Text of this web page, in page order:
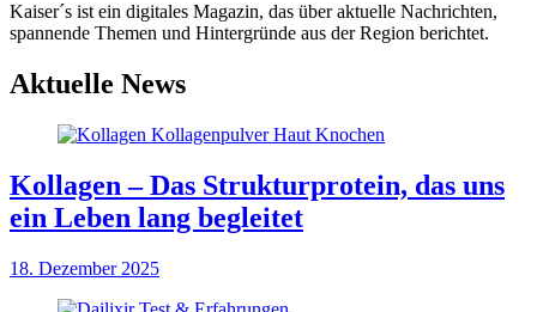
Kaiser´s ist ein digitales Magazin, das über aktuelle Nachrichten,
spannende Themen und Hintergründe aus der Region berichtet.
Aktuelle News
Kollagen – Das Strukturprotein, das uns
ein Leben lang begleitet
18. Dezember 2025